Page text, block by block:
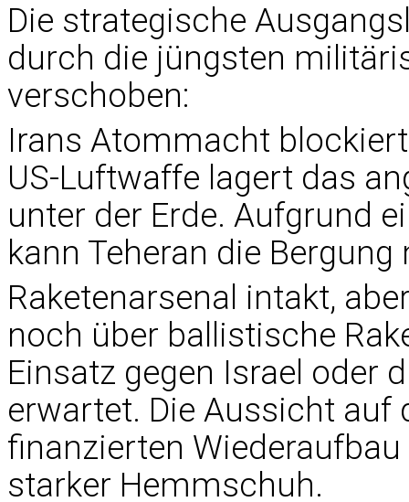
Die strategische
durch die jüngsten
verschoben:
Irans Atommacht
US-Luftwaffe lagert das
unter der Erde. Aufgrund
kann Teheran die
Raketenarsenal intakt,
noch über ballistische
Einsatz gegen Israel oder
erwartet. Die Aussicht
finanzierten
starker Hemmschuh.